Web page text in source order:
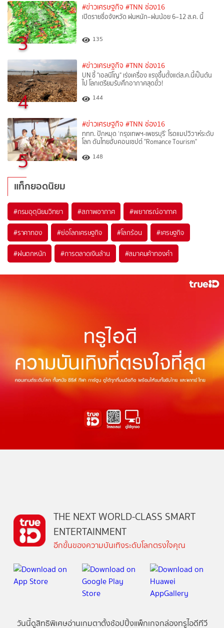
3
#ข่าวเศรษฐกิจ #TNN ช่อง16
เปิดรายชื่อจังหวัด ฝนหนัก–ฝนน้อย 6–12 ส.ค. นี้
135
4
#ข่าวเศรษฐกิจ #TNN ช่อง16
UN ชี้ "เอลนีโญ" เร่งเครื่อง แรงขึ้นตั้งแต่ส.ค.นี้เป็นต้น
ไป โลกเตรียมรับศึกอากาศสุดขั้ว!
144
5
#ข่าวเศรษฐกิจ #TNN ช่อง16
ททท. ปักหมุด ‘กรุงเทพฯ-เพชรบุรี’ โรดแมปวิวาห์ระดับ
โลก ดันไทยฮับคอนเซปต์ "Romance Tourism"
148
แท็กยอดนิยม
#กรมอุตุนิยมวิทยา #สภาพอากาศ #พยากรณ์อากาศ
#ราคาทอง #ย่อโลกเศรษฐกิจ #โลกร้อน #เศรษฐกิจ
#ฝนตกหนัก #การตลาดเงินล้าน #สมาคมค้าทองคำ
THE NEXT WORLD-CLASS SMART
ENTERTAINMENT
อีกขั้นของความบันเทิงระดับโลกตรงใจคุณ
วันนี้ดูสิทธิพิเศษอ่านเกมตาตั้งช้อปปิ้งแพ็กเกจกล่องทรูไอดีทีวี